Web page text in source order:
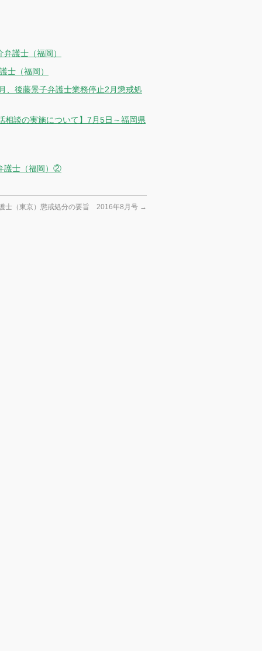
護士（福岡）
士（福岡）
、後藤景子弁護士業務停止2月懲戒処
相談の実施について】7月5日～福岡県
護士（福岡）②
士（東京）懲戒処分の要旨 2016年8月号 →